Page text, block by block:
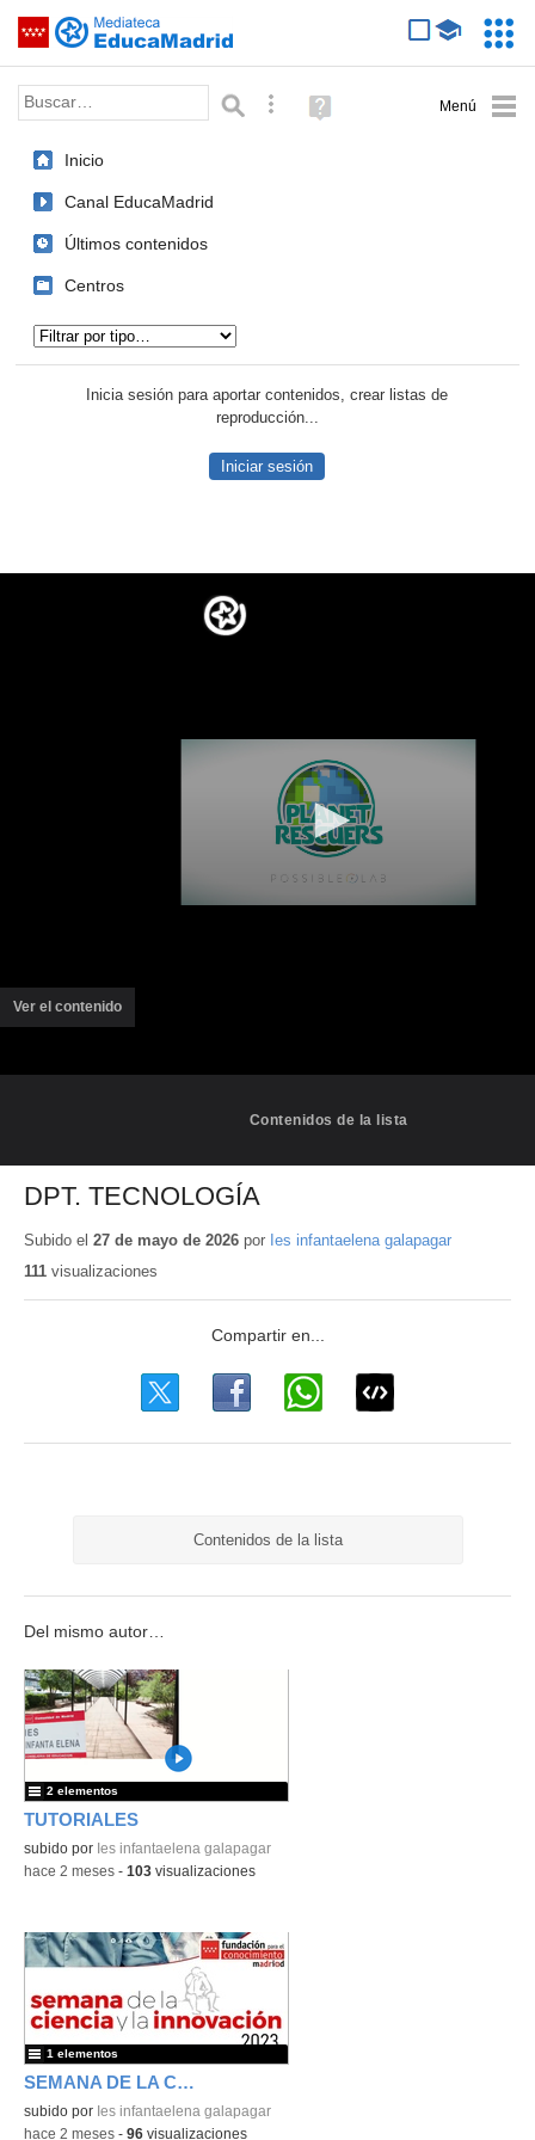
Saltar navegación
Palabra o frase: Búsqueda avanzada
Ayuda
(en
Inicio
Canal EducaMadrid
Últimos contenidos
Centros
Inicia sesión para aportar contenidos, crear listas de
reproducción...
Iniciar sesión
Ver el contenido
Contenidos de la lista
DPT. TECNOLOGÍA
Subido el 27 de mayo de 2026 por Ies infantaelena galapagar
111 visualizaciones
Contenidos de la lista
Del mismo autor…
TUTORIALES
subido por Ies infantaelena galapagar
2 elementos
-hace 2 meses - 103 visualizaciones
SEMANA DE LA CIENCIA
subido por Ies infantaelena galapagar
1 elementos
-hace 2 meses - 96 visualizaciones